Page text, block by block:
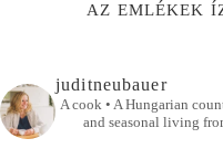
AZ EMLÉKEK
juditneubauer
A cook • A Hungarian
and seasonal living